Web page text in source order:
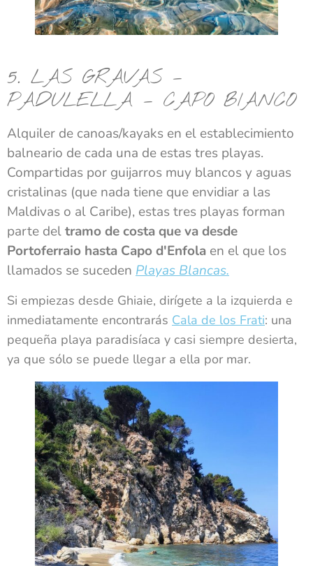
5. LAS GRAVAS –
PADULELLA – CAPO BIANCO
Alquiler de canoas/kayaks en el establecimiento
balneario de cada una de estas tres playas.
Compartidas por guijarros muy blancos y aguas
cristalinas (que nada tiene que envidiar a las
Maldivas o al Caribe), estas tres playas forman
parte deltramo de costa que va desde
Portoferraio hasta Capo d'Enfola en el que los
llamados se suceden Playas Blancas.
Si empiezas desde Ghiaie, dirígete a la izquierda e
inmediatamente encontrarás Cala de los Frati: una
pequeña playa paradisíaca y casi siempre desierta,
ya que sólo se puede llegar a ella por mar.